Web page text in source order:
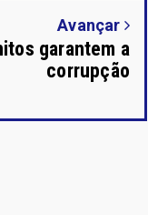
Avançar
garantem a
corrupção